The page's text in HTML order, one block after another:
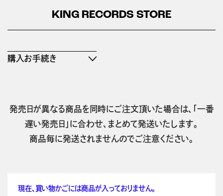
KING RECORDS STORE
購入お手続き
発売日が異なる商品を同時にご注文頂いた場合は、「一番
遅い発売日」に合わせ、まとめて発送いたします。
商品毎に発送されませんのでご注意ください。
現在、買い物かごには商品が入っておりません。